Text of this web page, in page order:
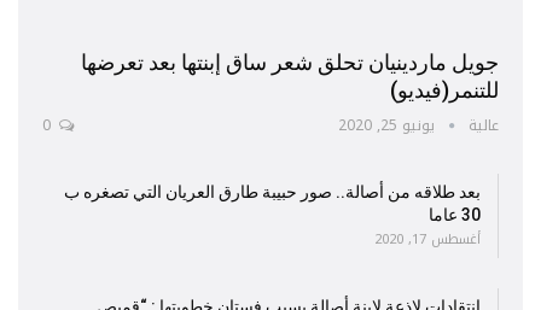
جويل ماردينيان تحلق شعر ساق إبنتها بعد تعرضها
للتنمر(فيديو)
عالية يونيو 25, 2020
بعد طلاقه من أصالة.. صور حبيبة طارق العريان التي تصغره ب
30 عاما
أغسطس 17, 2020